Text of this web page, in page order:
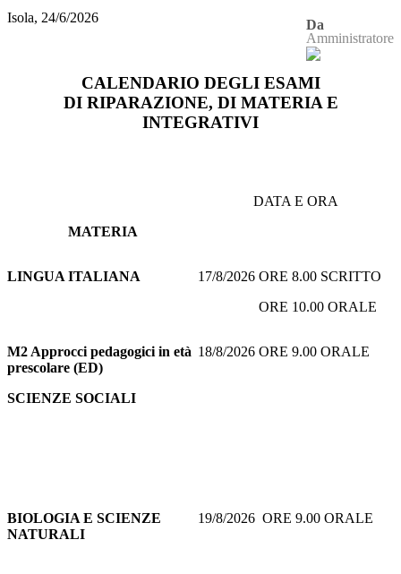
Da
Amministratore
Isola, 24/6/2026
CALENDARIO DEGLI ESAMI
DI RIPARAZIONE, DI MATERIA E
INTEGRATIVI
MATERIA
DATA E ORA
LINGUA ITALIANA
17/8/2026 ORE 8.00 SCRITTO
ORE 10.00 ORALE
M2 Approcci pedagogici in età
prescolare (ED)
SCIENZE SOCIALI
18/8/2026 ORE 9.00 ORALE
BIOLOGIA E SCIENZE
NATURALI
19/8/2026 ORE 9.00 ORALE